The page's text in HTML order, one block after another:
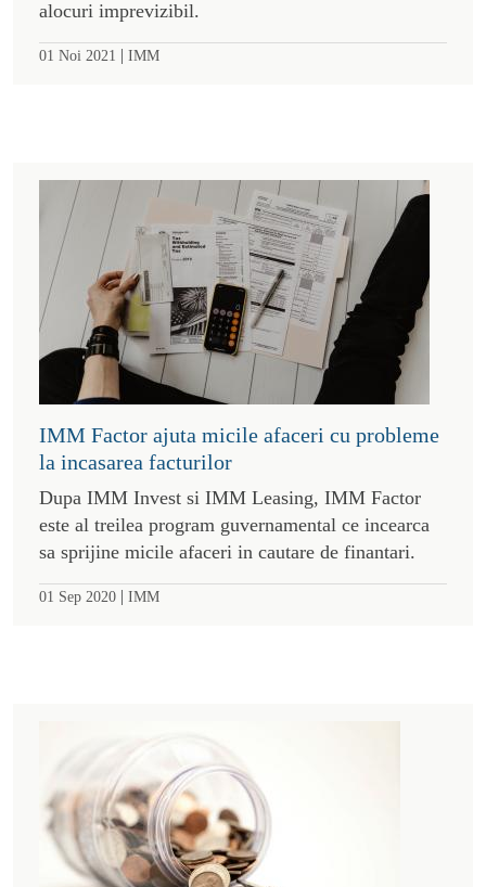
alocuri imprevizibil.
01 Noi 2021 | IMM
IMM Factor ajuta micile afaceri cu probleme
la incasarea facturilor
Dupa IMM Invest si IMM Leasing, IMM Factor
este al treilea program guvernamental ce incearca
sa sprijine micile afaceri in cautare de finantari.
01 Sep 2020 | IMM